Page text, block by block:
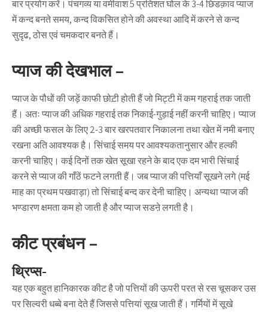
बार प्रयोग करें। पंचगव्य या वर्मीवाश 5 प्रतिशत घोल के 3-4 छिडक़ाव प्याज
में कन्द बनते समय, कन्द विकसित होने की अवस्था आदि में करने से कन्द
सुदृढ, ठोस एवं चमकदार बनते हैं।
प्याज की देखभाल –
प्याज के पौधों की जड़ें काफी छोट़ी होती हैं जो मिट्टी में कम गहराई तक जाती
हैं। अतः प्याज की अधिक गहराई तक निकाई-गुड़ाई नहीं करनी चाहिए। प्याज
की अच्छी फसल के लिए 2-3 बार खरपतवार निकालना तथा खेत में नमी बनाए
रखना अति आवश्यक है। सिंचाई समय पर आवश्यकतानुसार और हल्की
करनी चाहिए। कई दिनों तक खेत सूखा रहने के बाद एक दम भारी सिंचाई
करने से प्याज की गाँठें फटने लगती हैं। जब प्याज की पत्तियाँ सूखने लगे (मई
माह का प्रथम पखवाड़ा) तो सिंचाई बन्द कर देनी चाहिए। अन्यथा प्याज की
भण्डारण क्षमता कम हो जाती है और प्याज सडऩे लगती है।
कीट प्रबंधन –
थ्रिप्स-
यह एक बहुत हानिकारक कीट है जो पत्तियों की ऊपरी परत से रस चूसकर उस
पर सिल्वरी धब्बे बना देते हैं जिससे पत्तियां सूख जाती हैं। गर्मियों में सूखे